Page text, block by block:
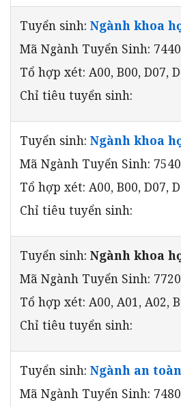
Tuyển sinh: Ngành khoa
Mã Ngành Tuyển Sinh:
Tổ hợp xét: A00, B00, D07,
Chỉ tiêu tuyển sinh:
Tuyển sinh: Ngành khoa
Mã Ngành Tuyển Sinh:
Tổ hợp xét: A00, B00, D07,
Chỉ tiêu tuyển sinh:
Tuyển sinh: Ngành khoa
Mã Ngành Tuyển Sinh:
Tổ hợp xét: A00, A01, A02,
Chỉ tiêu tuyển sinh:
Tuyển sinh: Ngành an
Mã Ngành Tuyển Sinh: